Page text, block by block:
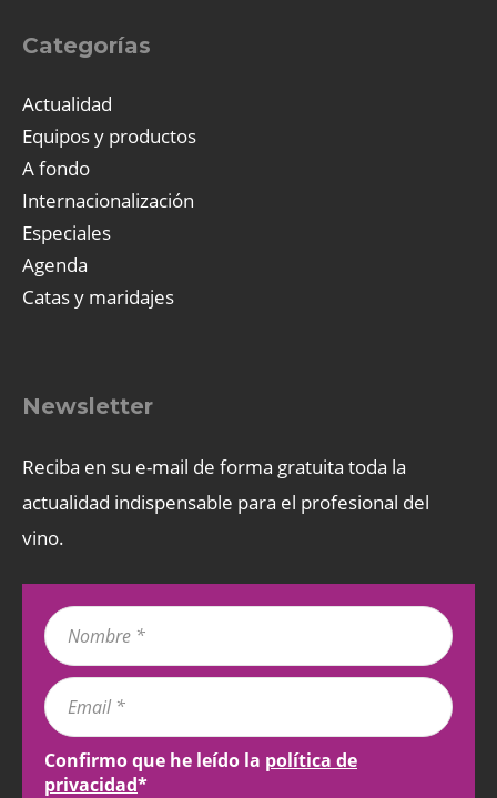
Categorías
Actualidad
Equipos y productos
A fondo
Internacionalización
Especiales
Agenda
Catas y maridajes
Newsletter
Reciba en su e-mail de forma gratuita toda la
actualidad indispensable para el profesional del
vino.
Confirmo que he leído la política de
privacidad*